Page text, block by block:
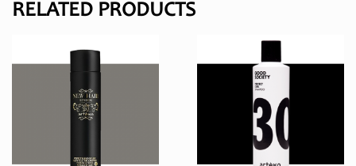
RELATED PRODUCTS